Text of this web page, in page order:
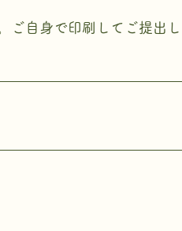
自身で印刷してご提出し